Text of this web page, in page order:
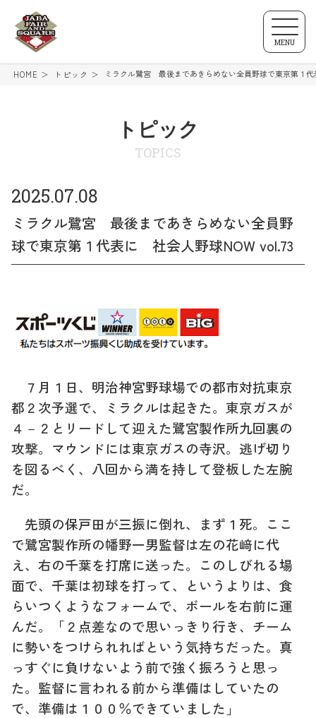
MENU
HOME トピック ミラクル鷺宮 最後まであきらめない全員野球で東京第１
トピック
TOPICS
2025.07.08
ミラクル鷺宮 最後まであきらめない全員野
球で東京第１代表に 社会人野球NOW vol.73
７月１日、明治神宮野球場での都市対抗東京
都２次予選で、ミラクルは起きた。東京ガスが
４－２とリードして迎えた鷺宮製作所九回裏の
攻撃。マウンドには東京ガスの寺沢。逃げ切り
を図るべく、八回から満を持して登板した左腕
だ。
先頭の保戸田が三振に倒れ、まず１死。ここ
で鷺宮製作所の幡野一男監督は左の花﨑に代
え、右の千葉を打席に送った。このしびれる場
面で、千葉は初球を打って、というよりは、食
らいつくようなフォームで、ボールを右前に運
んだ。「２点差なので思いっきり行き、チーム
に勢いをつけられればという気持ちだった。真
っすぐに負けないよう前で強く振ろうと思っ
た。監督に言われる前から準備はしていたの
で、準備は１００％できていました」